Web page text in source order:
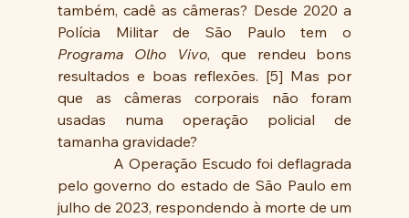
também, cadê as câmeras? Desde 2020 a
Programa Olho Vivo, que rendeu bons
resultados e boas reflexões. [5] Mas por
que as câmeras corporais não foram
usadas numa operação policial de
tamanha gravidade?
A Operação Escudo foi deflagrada
pelo governo do estado de São Paulo em
julho de 2023, respondendo à morte de um